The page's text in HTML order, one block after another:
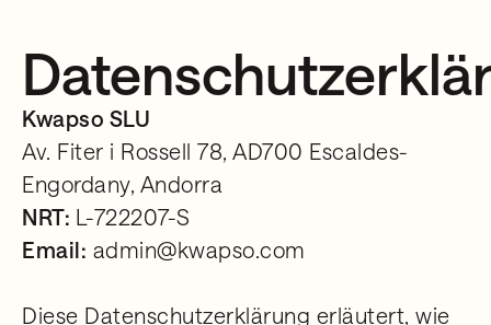
Kwapso SLU
Av. Fiter i Rossell 78, AD700 Escaldes-
Engordany, Andorra
NRT: L-722207-S
Email: admin@kwapso.com
Diese Datenschutzerklärung erläutert, wie